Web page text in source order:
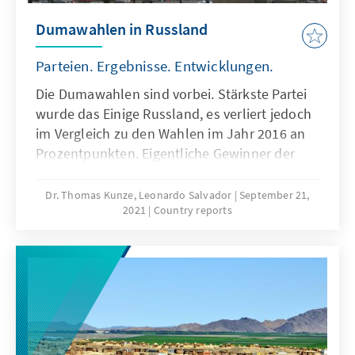
Dumawahlen in Russland
Parteien. Ergebnisse. Entwicklungen.
Die Dumawahlen sind vorbei. Stärkste Partei
wurde das Einige Russland, es verliert jedoch
im Vergleich zu den Wahlen im Jahr 2016 an
Prozentpunkten. Eigentliche Gewinner der
konnten ihr Ergebnis deutlich verbessern.
Nach dem Verbot bzw. der Selbstauflösung
Oppositionsbewegungen sammeln sich die
Systemunzufriedenen um die KPRF. Mit der
Partei Neue Menschen zieht eine neue
politische Kraft in die Staatsduma ein. Die
OSZE hat die Wahlen nicht beobachtet.
Dr. Thomas Kunze, Leonardo Salvador
September 21,
2021
Country reports